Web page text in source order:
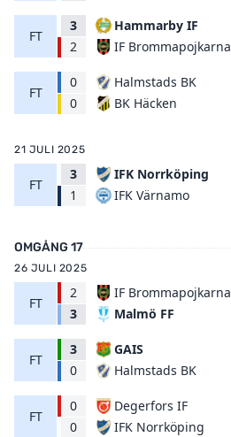
FT
3
2
Hammarby IF
IF Brommapojkarna
FT
0
0
Halmstads BK
BK Häcken
21 JULI 2025
FT
3
1
IFK Norrköping
IFK Värnamo
OMGÅNG 17
26 JULI 2025
FT
2
3
IF Brommapojkarna
Malmö FF
FT
3
0
GAIS
Halmstads BK
FT
0
0
Degerfors IF
IFK Norrköping